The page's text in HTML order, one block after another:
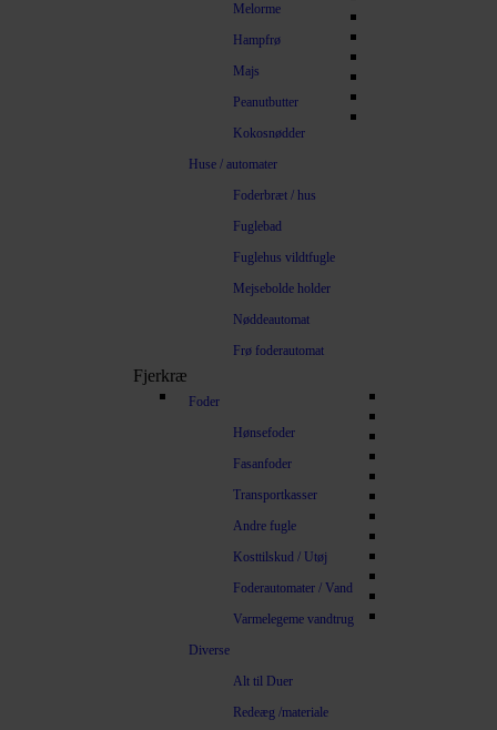
Melorme
Hampfrø
Majs
Peanutbutter
Kokosnødder
Huse / automater
Foderbræt / hus
Fuglebad
Fuglehus vildtfugle
Mejsebolde holder
Nøddeautomat
Frø foderautomat
Fjerkræ
Foder
Hønsefoder
Fasanfoder
Transportkasser
Andre fugle
Kosttilskud / Utøj
Foderautomater / Vand
Varmelegeme vandtrug
Diverse
Alt til Duer
Redeæg /materiale